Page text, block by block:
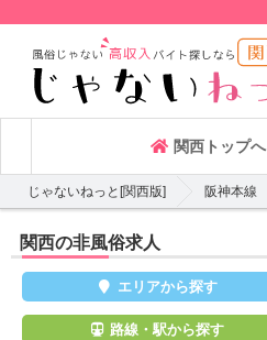
関西トップへ
阪神本線
じゃないねっと[関西版]
関西の非風俗求人
エリアから探す
路線・駅から探す